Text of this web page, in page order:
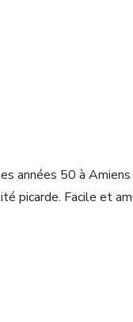
années 50 à
picarde. Facile et